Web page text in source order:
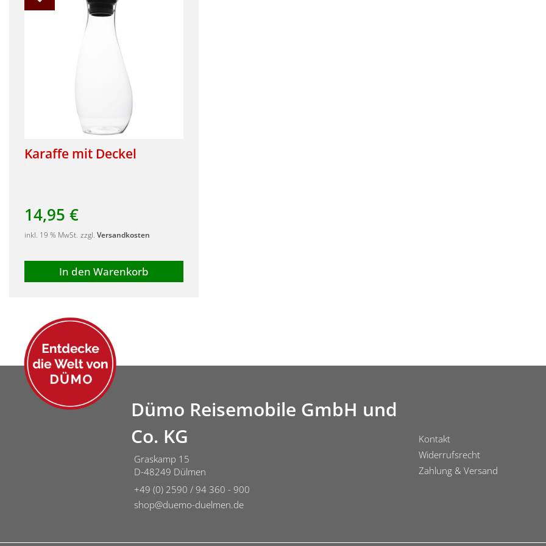
Karaffe mit Deckel
14,95 €
inkl. 19 % MwSt. zzgl. Versandkosten
In den Warenkorb
Dümo Reisemobile GmbH und
Co. KG
Graskamp 15
D-48249 Dülmen
+49 (0) 2590 / 94 360 - 900
shop@duemo-duelmen.de
Kontakt
Widerrufsrecht
Zahlung & Versand